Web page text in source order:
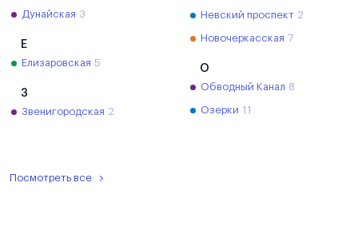
Дунайская 3
Е
Елизаровская 5
З
Звенигородская 2
Невский проспект 2
Новочеркасская 7
О
Обводный Канал 8
Озерки 11
Посмотреть все